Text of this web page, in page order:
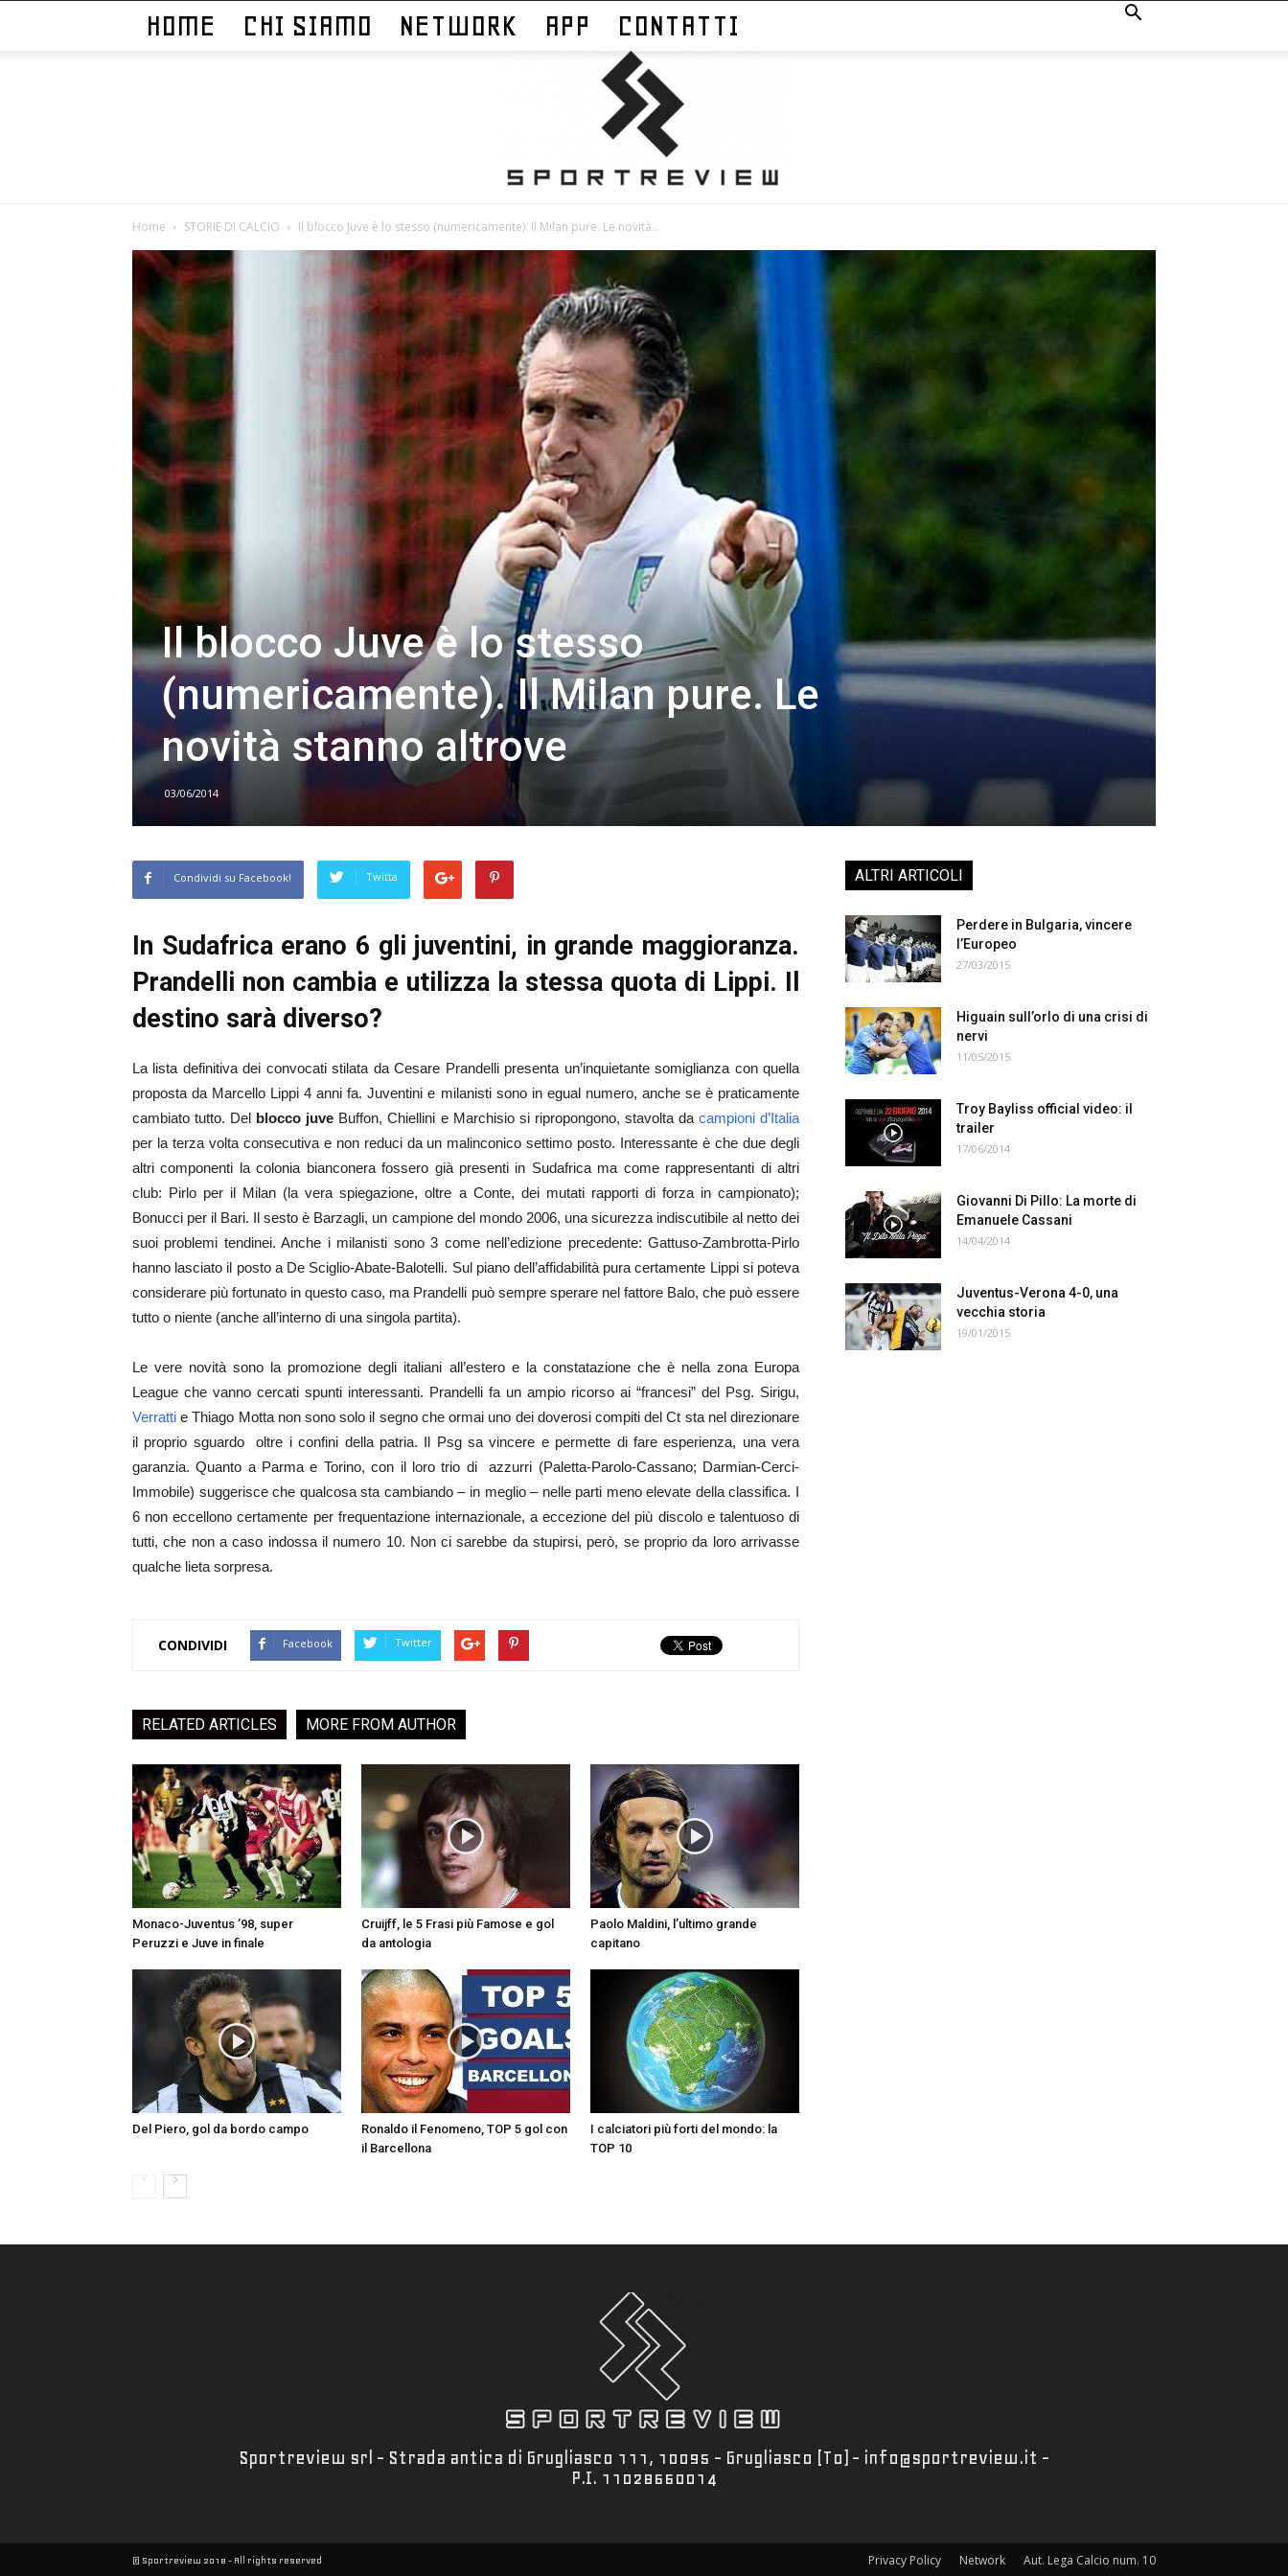
HOME CHI SIAMO NETWORK APP CONTATTI
Sportreview
Home STORIE DI CALCIO Il blocco Juve è lo stesso (numericamente). Il Milan pure. Le novità...
Il blocco Juve è lo stesso
(numericamente). Il Milan pure. Le
novità stanno altrove
03/06/2014
Condividi su Facebook! Twitta
In Sudafrica erano 6 gli juventini, in grande maggioranza.
Prandelli non cambia e utilizza la stessa quota di Lippi. Il
destino sarà diverso?
La lista definitiva dei convocati stilata da Cesare Prandelli presenta un’inquietante somiglianza con quella
proposta da Marcello Lippi 4 anni fa. Juventini e milanisti sono in egual numero, anche se è praticamente
cambiato tutto. Del blocco juve Buffon, Chiellini e Marchisio si ripropongono, stavolta da campioni d’Italia
per la terza volta consecutiva e non reduci da un malinconico settimo posto. Interessante è che due degli
altri componenti la colonia bianconera fossero già presenti in Sudafrica ma come rappresentanti di altri
club: Pirlo per il Milan (la vera spiegazione, oltre a Conte, dei mutati rapporti di forza in campionato);
Bonucci per il Bari. Il sesto è Barzagli, un campione del mondo 2006, una sicurezza indiscutibile al netto dei
suoi problemi tendinei. Anche i milanisti sono 3 come nell’edizione precedente: Gattuso-Zambrotta-Pirlo
hanno lasciato il posto a De Sciglio-Abate-Balotelli. Sul piano dell’affidabilità pura certamente Lippi si poteva
considerare più fortunato in questo caso, ma Prandelli può sempre sperare nel fattore Balo, che può essere
tutto o niente (anche all’interno di una singola partita).
Le vere novità sono la promozione degli italiani all’estero e la constatazione che è nella zona Europa
League che vanno cercati spunti interessanti. Prandelli fa un ampio ricorso ai “francesi” del Psg. Sirigu,
Verratti e Thiago Motta non sono solo il segno che ormai uno dei doverosi compiti del Ct sta nel direzionare
il proprio sguardo oltre i confini della patria. Il Psg sa vincere e permette di fare esperienza, una vera
garanzia. Quanto a Parma e Torino, con il loro trio di azzurri (Paletta-Parolo-Cassano; Darmian-Cerci-
Immobile) suggerisce che qualcosa sta cambiando – in meglio – nelle parti meno elevate della classifica. I
6 non eccellono certamente per frequentazione internazionale, a eccezione del più discolo e talentuoso di
tutti, che non a caso indossa il numero 10. Non ci sarebbe da stupirsi, però, se proprio da loro arrivasse
qualche lieta sorpresa.
CONDIVIDI Facebook Twitter
RELATED ARTICLES MORE FROM AUTHOR
Monaco-Juventus ’98, super
Peruzzi e Juve in finale
Cruijff, le 5 Frasi più Famose e gol
da antologia
Paolo Maldini, l’ultimo grande
capitano
Del Piero, gol da bordo campo
Ronaldo il Fenomeno, TOP 5 gol con
il Barcellona
I calciatori più forti del mondo: la
TOP 10
ALTRI ARTICOLI
Perdere in Bulgaria, vincere
l’Europeo
27/03/2015
Higuain sull’orlo di una crisi di
nervi
11/05/2015
Troy Bayliss official video: il
trailer
17/06/2014
Giovanni Di Pillo: La morte di
Emanuele Cassani
14/04/2014
Juventus-Verona 4-0, una
vecchia storia
19/01/2015
Sportreview srl - Strada antica di Grugliasco 111, 10095 - Grugliasco (To) - info@sportreview.it -
P.I. 11028660014
Privacy Policy Network Aut. Lega Calcio num. 10
© Sportreview 2018 - All rights reserved